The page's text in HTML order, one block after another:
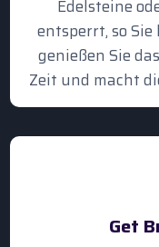
Edelsteine
entsperrt, so
genießen Sie
Zeit und macht
Get